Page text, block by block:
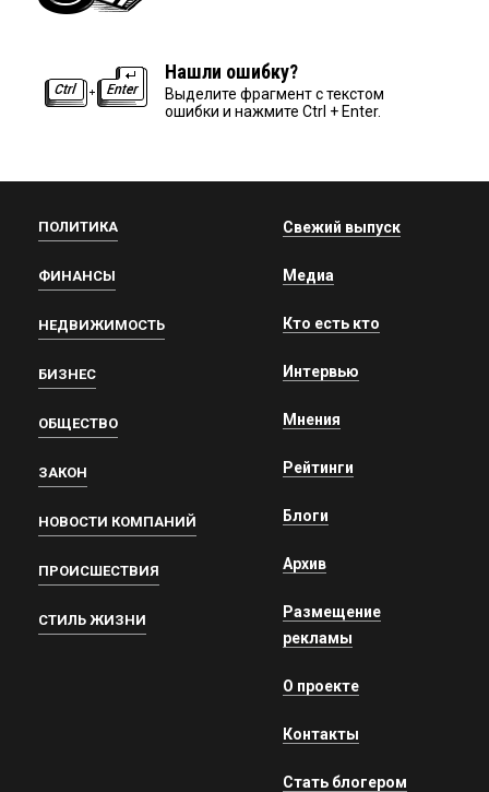
Нашли ошибку?
Выделите фрагмент с текстом
ошибки и нажмите Ctrl + Enter.
ПОЛИТИКА
ФИНАНСЫ
НЕДВИЖИМОСТЬ
БИЗНЕС
ОБЩЕСТВО
ЗАКОН
НОВОСТИ КОМПАНИЙ
ПРОИСШЕСТВИЯ
СТИЛЬ ЖИЗНИ
Свежий выпуск
Медиа
Кто есть кто
Интервью
Мнения
Рейтинги
Блоги
Архив
Размещение
рекламы
О проекте
Контакты
Стать блогером